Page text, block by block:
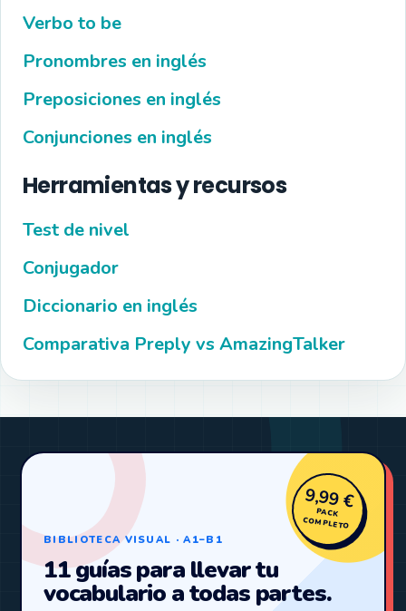
Verbo to be
Pronombres en inglés
Preposiciones en inglés
Conjunciones en inglés
Herramientas y recursos
Test de nivel
Conjugador
Diccionario en inglés
Comparativa Preply vs AmazingTalker
BIBLIOTECA VISUAL · A1–B1
11 guías para llevar tu
vocabulario a todas partes.
9,99 €
PACK
COMPLETO